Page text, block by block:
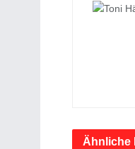
Ähnliche